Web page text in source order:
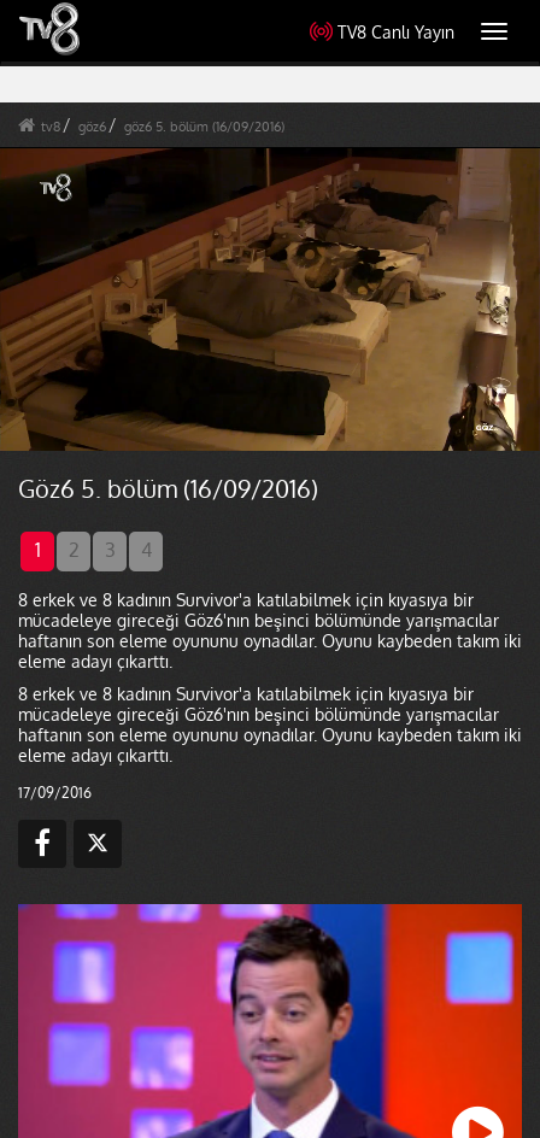
TV8 Canlı Yayın
tv8 göz6 göz6 5. bölüm (16/09/2016)
Göz6 5. bölüm (16/09/2016)
1 2 3 4
8 erkek ve 8 kadının Survivor'a katılabilmek için kıyasıya bir
mücadeleye gireceği Göz6'nın beşinci bölümünde yarışmacılar
haftanın son eleme oyununu oynadılar. Oyunu kaybeden takım iki
eleme adayı çıkarttı.
8 erkek ve 8 kadının Survivor'a katılabilmek için kıyasıya bir
mücadeleye gireceği Göz6'nın beşinci bölümünde yarışmacılar
haftanın son eleme oyununu oynadılar. Oyunu kaybeden takım iki
eleme adayı çıkarttı.
17/09/2016